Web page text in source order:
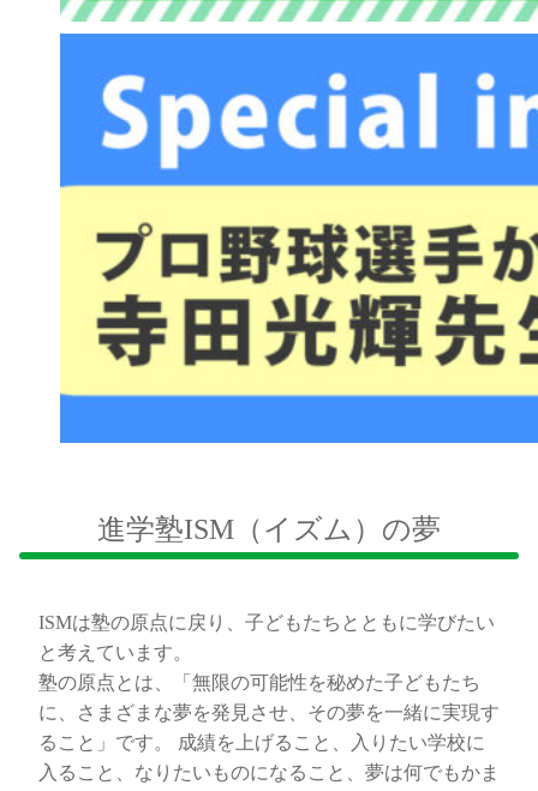
進学塾ISM（イズム）の夢
ISMは塾の原点に戻り、子どもたちとともに学びたい
と考えています。
塾の原点とは、「無限の可能性を秘めた子どもたち
に、さまざまな夢を発見させ、その夢を一緒に実現す
ること」です。 成績を上げること、入りたい学校に
入ること、なりたいものになること、夢は何でもかま